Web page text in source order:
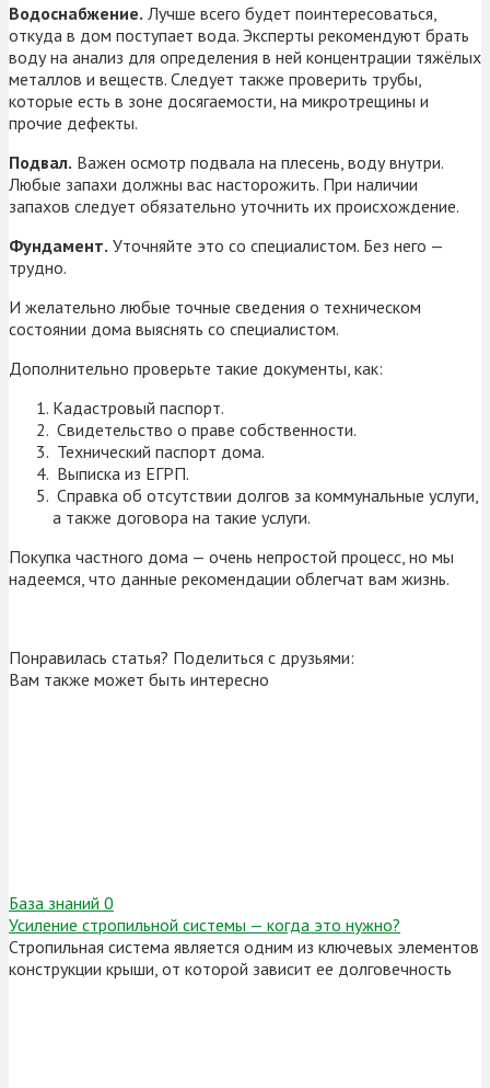
Водоснабжение. Лучше всего будет поинтересоваться,
откуда в дом поступает вода. Эксперты рекомендуют брать
воду на анализ для определения в ней концентрации тяжёлых
металлов и веществ. Следует также проверить трубы,
которые есть в зоне досягаемости, на микротрещины и
прочие дефекты.
Подвал. Важен осмотр подвала на плесень, воду внутри.
Любые запахи должны вас насторожить. При наличии
запахов следует обязательно уточнить их происхождение.
Фундамент. Уточняйте это со специалистом. Без него —
трудно.
И желательно любые точные сведения о техническом
состоянии дома выяснять со специалистом.
Дополнительно проверьте такие документы, как:
Кадастровый паспорт.
Свидетельство о праве собственности.
Технический паспорт дома.
Выписка из ЕГРП.
Справка об отсутствии долгов за коммунальные услуги,
а также договора на такие услуги.
Покупка частного дома — очень непростой процесс, но мы
надеемся, что данные рекомендации облегчат вам жизнь.
Понравилась статья? Поделиться с друзьями:
Вам также может быть интересно
База знаний 0
Усиление стропильной системы — когда это нужно?
Стропильная система является одним из ключевых элементов
конструкции крыши, от которой зависит ее долговечность